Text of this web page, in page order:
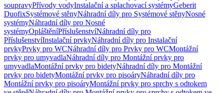
soupravyPřívody vodyInstalační a splachovací systémyGeberit
DuofixSystémové stěnyNáhradní díly pro Systémové stěnyNosné
systémyNáhradní díly pro Nosné
systémyOpláštěníPříslušenstvíNáhradní díly pro
PříslušenstvíInstalační prvkyNáhradní díly pro Instalační
prvkyPrvky pro WCNáhradní díly pro Prvky pro WCMontážní
prvky pro umyvadlaNáhradní díly pro Montážní prvky pro
umyvadlaMontážní prvky pro bidetyNáhradní díly pro Montážní
prvky pro bidetyMontážní prvky pro pisoáryNáhradní díly pro
Montážní prvky pro pisoáryMontážní prvky pro sprchy s odtokem